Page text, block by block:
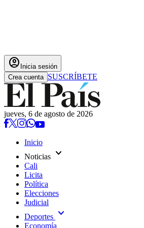
account_circle Inicia sesión
Crea cuenta SUSCRÍBETE
jueves, 6 de agosto de 2026
Inicio
Noticias expand_more
Cali
Licita
Política
Elecciones
Judicial
Deportes expand_more
Economía